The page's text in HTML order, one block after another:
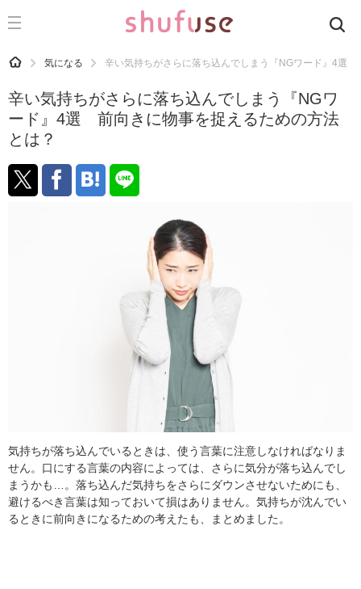
CATEGORY 記事カテゴリ
運気
洗濯
生活の知恵
HOME 気になる 辛い気持ちがさらに落ち込んでしまう『NGワード』4選
辛い気持ちがさらに落ち込んでしまう『NGワ
ード』4選 前向きに物事を捉えるための方法
とは？
気持ちが落ち込んでいるときは、使う言葉に注意しなければなりま
せん。口にする言葉の内容によっては、さらに気分が落ち込んでし
まうかも…。落ち込んだ気持ちをさらにダウンさせないためにも、
避けるべき言葉は知っておいて損はありません。気持ちが沈んでい
るときに前向きになるための考えたも、まとめました。